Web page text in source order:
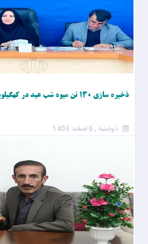
ذخیره سازی ۱۳۰ تن میوه شب عید در کهگیلویه و بویراحمد
دوشنبه , 6 اسفند 1403